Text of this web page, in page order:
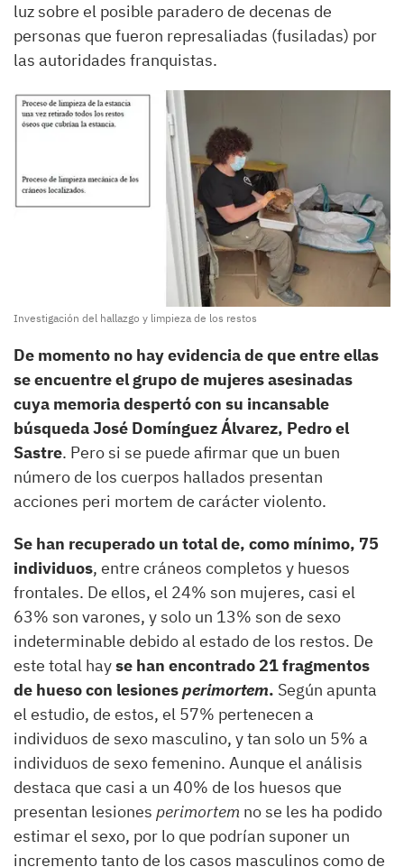
luz sobre el posible paradero de decenas de
personas que fueron represaliadas (fusiladas) por
las autoridades franquistas.
Investigación del hallazgo y limpieza de los restos
De momento no hay evidencia de que entre ellas
se encuentre el grupo de mujeres asesinadas
cuya memoria despertó con su incansable
búsqueda José Domínguez Álvarez, Pedro el
Sastre. Pero si se puede afirmar que un buen
número de los cuerpos hallados presentan
acciones peri mortem de carácter violento.
Se han recuperado un total de, como mínimo, 75
individuos, entre cráneos completos y huesos
frontales. De ellos, el 24% son mujeres, casi el
63% son varones, y solo un 13% son de sexo
indeterminable debido al estado de los restos. De
este total hayse han encontrado 21 fragmentos
de hueso con lesionesperimortem. Según apunta
el estudio, de estos, el 57% pertenecen a
individuos de sexo masculino, y tan solo un 5% a
individuos de sexo femenino. Aunque el análisis
destaca que casi a un 40% de los huesos que
presentan lesiones perimortem no se les ha podido
estimar el sexo, por lo que podrían suponer un
incremento tanto de los casos masculinos como de